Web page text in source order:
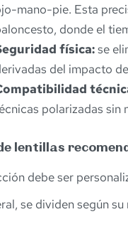
mano-pie. Esta
donde el
física:se
del impacto
polarizadas sin
lentillas
debe ser
se dividen según